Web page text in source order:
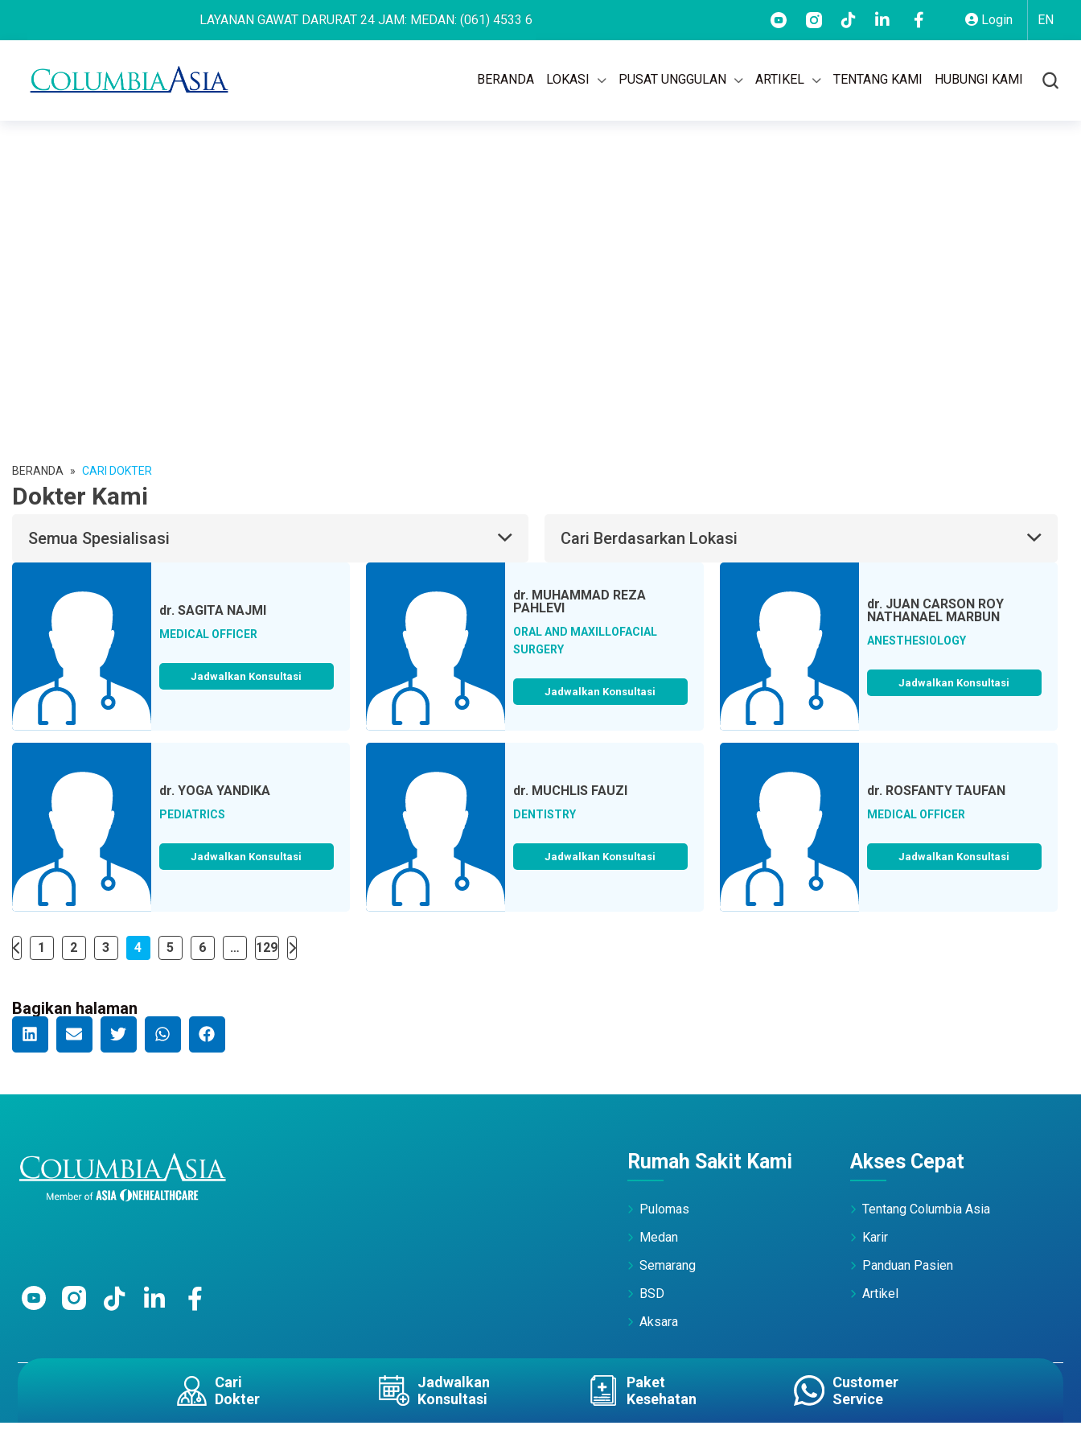
Login EN
LAYANAN GAWAT DARURAT 24 JAM: MEDAN: (061) 4533 636 SEMARANG: (024) 762 7676 PULOMAS: (021) 2955 9499 AKSARA: 150 101 BSD: (021) 5569 1777
BERANDA LOKASI PUSAT UNGGULAN ARTIKEL TENTANG KAMI HUBUNGI KAMI
BERANDA » CARI DOKTER
Dokter Kami
Semua Spesialisasi Cari Berdasarkan Lokasi
dr. SAGITA NAJMI
MEDICAL OFFICER
Jadwalkan Konsultasi
dr. MUHAMMAD REZA
PAHLEVI
ORAL AND MAXILLOFACIAL
SURGERY
Jadwalkan Konsultasi
dr. JUAN CARSON ROY
NATHANAEL MARBUN
ANESTHESIOLOGY
Jadwalkan Konsultasi
dr. YOGA YANDIKA
PEDIATRICS
Jadwalkan Konsultasi
dr. MUCHLIS FAUZI
DENTISTRY
Jadwalkan Konsultasi
dr. ROSFANTY TAUFAN
MEDICAL OFFICER
Jadwalkan Konsultasi
1 2 3 4 5 6 … 129
Bagikan halaman
Rumah Sakit Kami
Pulomas
Medan
Semarang
BSD
Aksara
Akses Cepat
Tentang Columbia Asia
Karir
Panduan Pasien
Artikel
Copyright 2026 Columbia Asia All Rights Reserved Terms of Use PDP Policy
Cari
Dokter
Jadwalkan
Konsultasi
Paket
Kesehatan
Customer
Service